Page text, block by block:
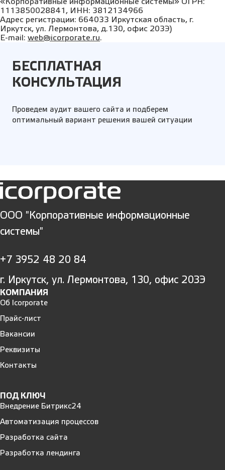
1113850028841, ИНН: 3812134966
Адрес регистрации: 664033 Иркутская область, г.
Иркутск, ул. Лермонтова, д.130, офис 203Э)
E-mail: web@icorporate.ru.
БЕСПЛАТНАЯ
КОНСУЛЬТАЦИЯ
Проведем аудит вашего сайта и подберем
оптимальный вариант решения вашей ситуации
ООО "Корпоративные информационные
системы"
+7 3952 48 20 84
г. Иркутск, ул. Лермонтова, 130, офис 203Э
КОМПАНИЯ
Об Icorporate
Прайс-лист
Вакансии
Реквизиты
Контакты
ПОД КЛЮЧ
Внедрение Битрикс24
Автоматизация процессов
Разработка сайта
Разработка лендинга